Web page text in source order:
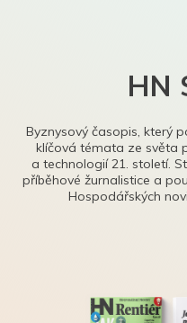
HN
Byznysový časopis, který
klíčová témata ze světa
a technologií 21. století.
příběhové žurnalistice a
Hospodářských